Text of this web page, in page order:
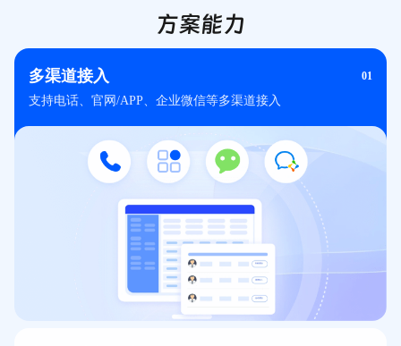
方案能力
多渠道接入 01
支持电话、官网/APP、企业微信等多渠道接入